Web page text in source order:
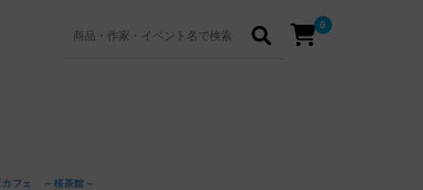
0
カフェ ～桜茶館～